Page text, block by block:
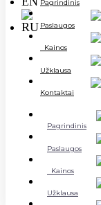
Pagrindinis
Paslaugos
Kainos
Užklausa
Kontaktai
Pagrindinis
Paslaugos
Kainos
Užklausa